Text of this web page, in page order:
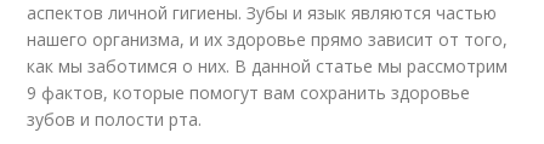
аспектов личной гигиены. Зубы и язык являются частью
нашего организма, и их здоровье прямо зависит от того,
как мы заботимся о них. В данной статье мы рассмотрим
9 фактов, которые помогут вам сохранить здоровье
зубов и полости рта.